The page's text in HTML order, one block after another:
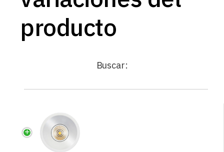
producto
Buscar: